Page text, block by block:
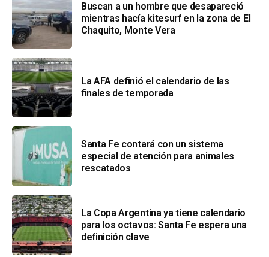
Buscan a un hombre que desapareció
mientras hacía kitesurf en la zona de El
Chaquito, Monte Vera
La AFA definió el calendario de las
finales de temporada
Santa Fe contará con un sistema
especial de atención para animales
rescatados
La Copa Argentina ya tiene calendario
para los octavos: Santa Fe espera una
definición clave